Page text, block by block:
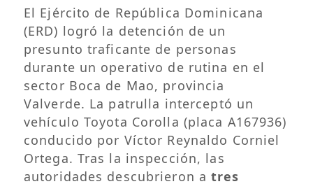
El Ejército de República Dominicana
(ERD) logró la detención de un
presunto traficante de personas
durante un operativo de rutina en el
sector Boca de Mao, provincia
Valverde. La patrulla interceptó un
vehículo Toyota Corolla (placa A167936)
conducido por Víctor Reynaldo Corniel
Ortega. Tras la inspección, las
autoridades descubrieron atres